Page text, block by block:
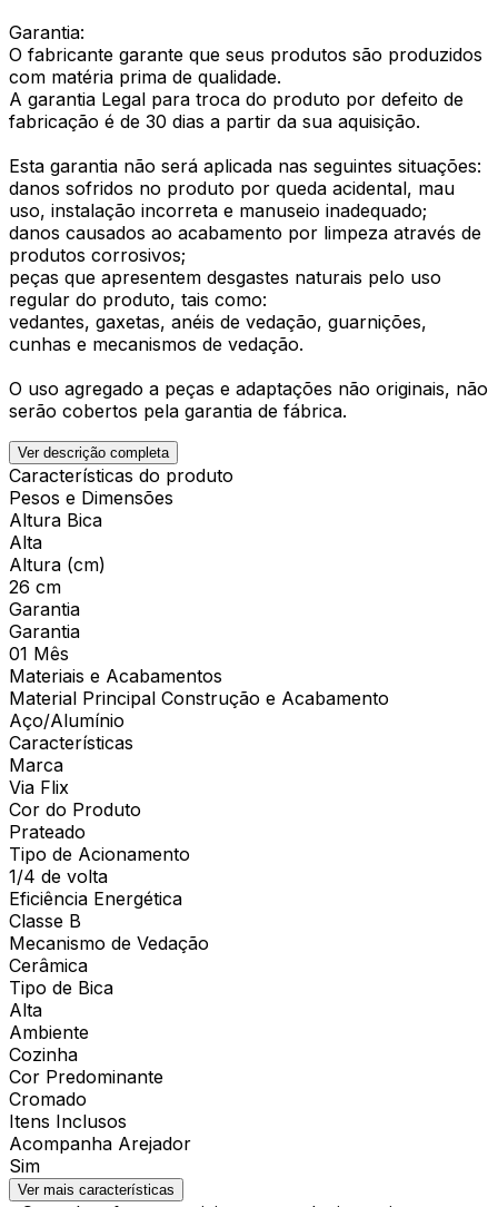
Garantia:
O fabricante garante que seus produtos são produzidos
com matéria prima de qualidade.
A garantia Legal para troca do produto por defeito de
fabricação é de 30 dias a partir da sua aquisição.
Esta garantia não será aplicada nas seguintes situações:
danos sofridos no produto por queda acidental, mau
uso, instalação incorreta e manuseio inadequado;
danos causados ao acabamento por limpeza através de
produtos corrosivos;
peças que apresentem desgastes naturais pelo uso
regular do produto, tais como:
vedantes, gaxetas, anéis de vedação, guarnições,
cunhas e mecanismos de vedação.
O uso agregado a peças e adaptações não originais, não
serão cobertos pela garantia de fábrica.
Ver descrição completa
Características do produto
Pesos e Dimensões
Altura Bica
Alta
Altura (cm)
26 cm
Garantia
Garantia
01 Mês
Materiais e Acabamentos
Material Principal Construção e Acabamento
Aço/Alumínio
Características
Marca
Via Flix
Cor do Produto
Prateado
Tipo de Acionamento
1/4 de volta
Eficiência Energética
Classe B
Mecanismo de Vedação
Cerâmica
Tipo de Bica
Alta
Ambiente
Cozinha
Cor Predominante
Cromado
Itens Inclusos
Acompanha Arejador
Sim
Ver mais características